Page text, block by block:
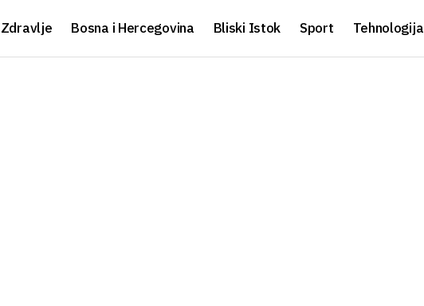
Zdravlje Bosna i Hercegovina Bliski Istok Sport Tehnologija